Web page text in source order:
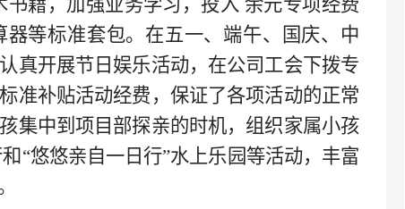
籍，加强业务学习，投入 余元专项经费
等标准套包。在五一、端午、国庆、中
真开展节日娱乐活动，在公司工会下拨专
准补贴活动经费，保证了各项活动的正常
集中到项目部探亲的时机，组织家属小孩
“悠悠亲自一日行”水上乐园等活动，丰富